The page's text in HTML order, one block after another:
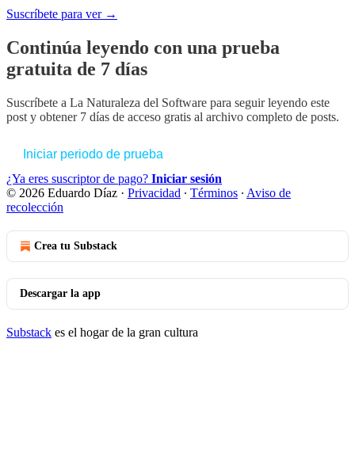
Suscríbete para ver →
Continúa leyendo con una prueba
gratuita de 7 días
Suscríbete a La Naturaleza del Software para seguir leyendo este
post y obtener 7 días de acceso gratis al archivo completo de posts.
Iniciar periodo de prueba
¿Ya eres suscriptor de pago? Iniciar sesión
© 2026 Eduardo Díaz · Privacidad ∙ Términos ∙ Aviso de
recolección
Crea tu Substack
Descargar la app
Substack es el hogar de la gran cultura